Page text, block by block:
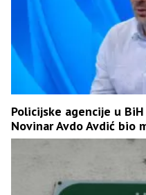
Policijske agencije u
Novinar Avdo Avdić bio